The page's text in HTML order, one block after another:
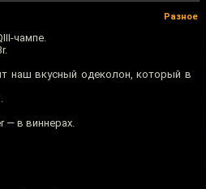
Разное
чампе.
наш вкусный одеколон, который в
— в виннерах.